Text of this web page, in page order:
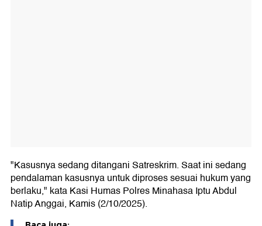
"Kasusnya sedang ditangani Satreskrim. Saat ini sedang
pendalaman kasusnya untuk diproses sesuai hukum yang
berlaku," kata Kasi Humas Polres Minahasa Iptu Abdul
Natip Anggai, Kamis (2/10/2025).